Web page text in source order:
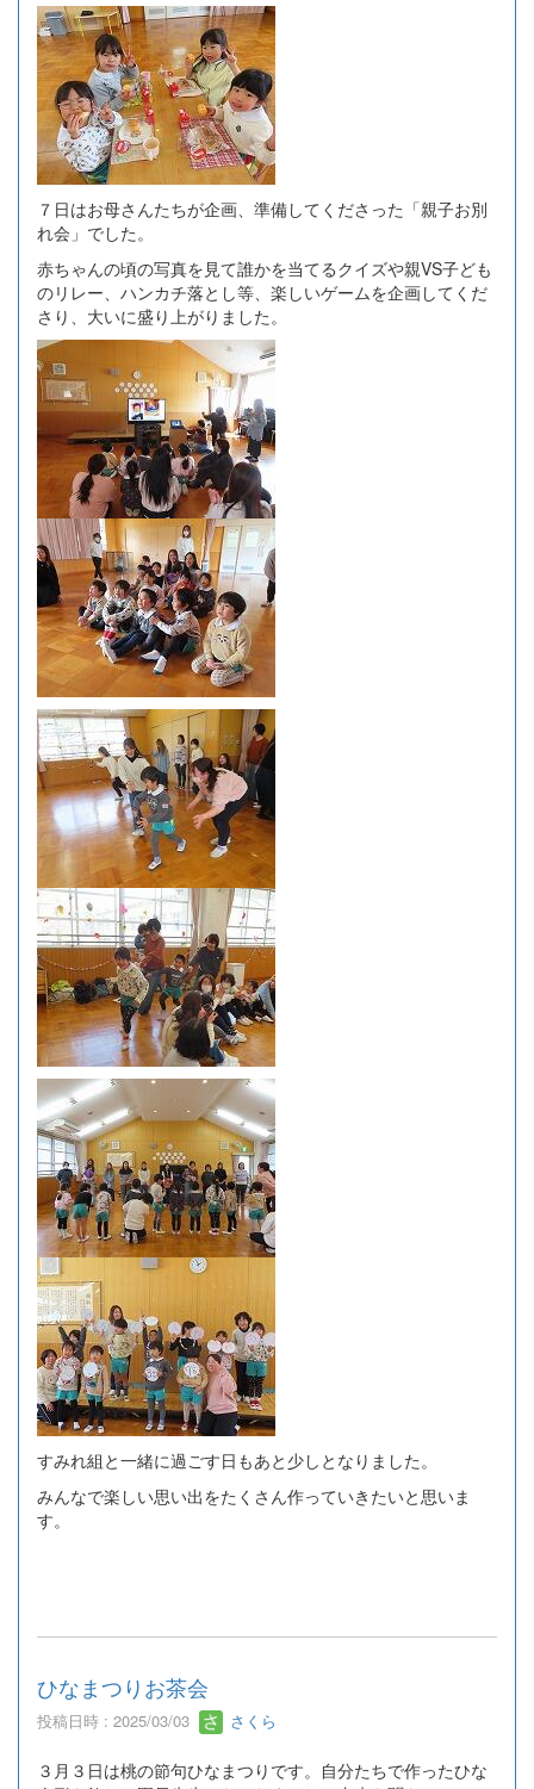
７日はお母さんたちが企画、準備してくださった「親子お別
れ会」でした。
赤ちゃんの頃の写真を見て誰かを当てるクイズや親VS子ども
のリレー、ハンカチ落とし等、楽しいゲームを企画してくだ
さり、大いに盛り上がりました。
すみれ組と一緒に過ごす日もあと少しとなりました。
みんなで楽しい思い出をたくさん作っていきたいと思いま
す。
ひなまつりお茶会
投稿日時 : 2025/03/03 さくら
３月３日は桃の節句ひなまつりです。自分たちで作ったひな